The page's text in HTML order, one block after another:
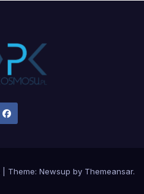
Theme: Newsup by Themeansar.